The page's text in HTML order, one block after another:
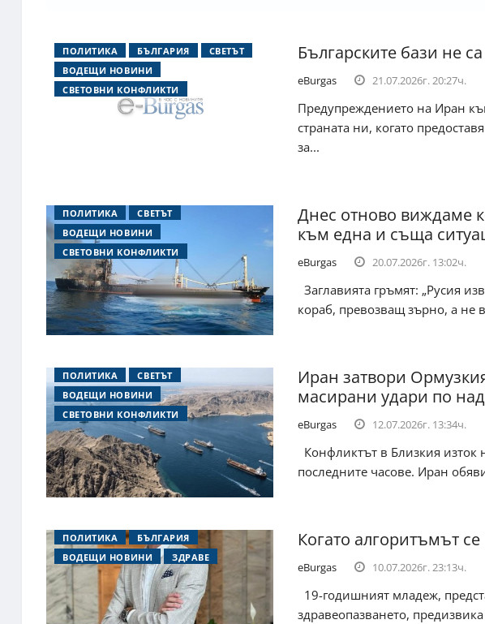
ПОЛИТИКА БЪЛГАРИЯ
СВЕТЪТ
ВОДЕЩИ НОВИНИ
СВЕТОВНИ КОНФЛИКТИ
Българските бази не
eBurgas 21.07.2026г. 20:27ч.
Предупреждението на Иран
страната ни, когато
за...
ПОЛИТИКА
СВЕТЪТ
ВОДЕЩИ НОВИНИ
СВЕТОВНИ КОНФЛИКТИ
Днес отново виждаме
към една и съща
eBurgas 20.07.2026г. 13:02ч.
Заглавията гръмят: „Русия
кораб, превозващ зърно, а не
ПОЛИТИКА
СВЕТЪТ
ВОДЕЩИ НОВИНИ
СВЕТОВНИ КОНФЛИКТИ
Иран затвори
масирани удари по
eBurgas 12.07.2026г. 13:34ч.
Конфликтът в Близкия изток
последните часове. Иран
ПОЛИТИКА
БЪЛГАРИЯ
ВОДЕЩИ НОВИНИ
ЗДРАВЕ
Когато алгоритъмът
eBurgas 10.07.2026г. 23:13ч.
19-годишният младеж,
здравеопазването,